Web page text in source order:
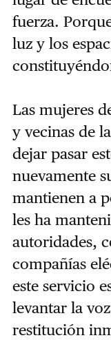
fuerza.
luz y los
Las mujeres
y vecinas de
dejar pasar
nuevamente
mantienen a
les ha
autoridades,
compañías
este servicio
levantar la
restitución